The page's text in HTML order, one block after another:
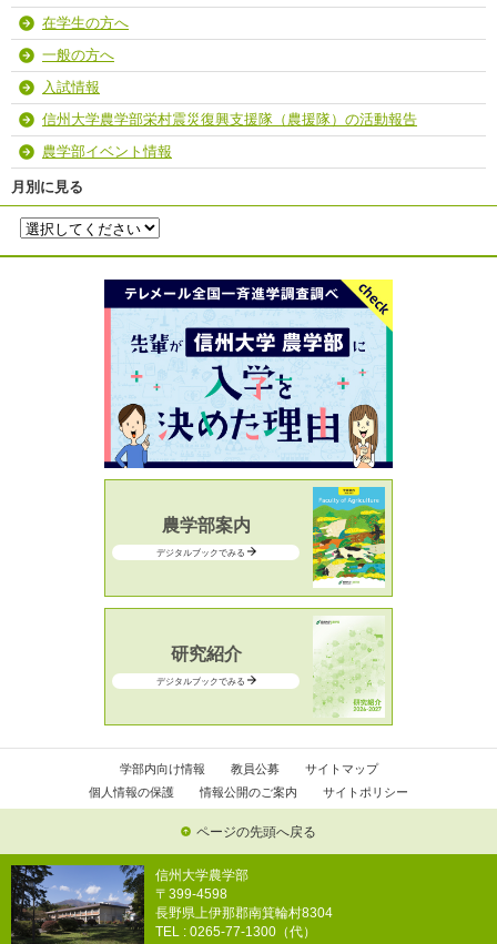
在学生の方へ
一般の方へ
入試情報
信州大学農学部栄村震災復興支援隊（農援隊）の活動報告
農学部イベント情報
月別に見る
農学部案内
デジタルブックでみる
研究紹介
デジタルブックでみる
学部内向け情報 教員公募
サイトマップ
個人情報の保護
情報公開のご案内 サイトポリシー
ページの先頭へ戻る
信州大学農学部
〒399-4598
長野県上伊那郡南箕輪村8304
TEL : 0265-77-1300（代）